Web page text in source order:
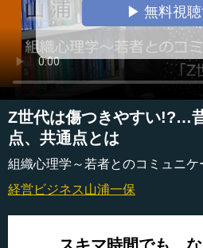
▶ 無料視聴
Z世代は傷つきやすい!?…
点、共通点とは
組織心理学～若者とのコミュニケ
経営ビジネス山浦一保